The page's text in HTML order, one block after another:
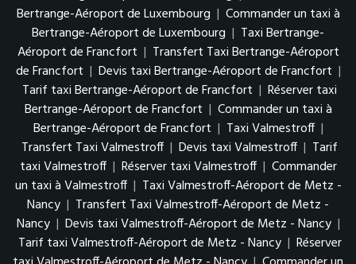
Bertrange-Aéroport de Luxembourg | Commander un taxi à
Bertrange-Aéroport de Luxembourg | Taxi Bertrange-
Aéroport de Francfort | Transfert Taxi Bertrange-Aéroport
de Francfort | Devis taxi Bertrange-Aéroport de Francfort |
Tarif taxi Bertrange-Aéroport de Francfort | Réserver taxi
Bertrange-Aéroport de Francfort | Commander un taxi à
Bertrange-Aéroport de Francfort | Taxi Valmestroff |
Transfert Taxi Valmestroff | Devis taxi Valmestroff | Tarif
taxi Valmestroff | Réserver taxi Valmestroff | Commander
un taxi à Valmestroff | Taxi Valmestroff-Aéroport de Metz -
Nancy | Transfert Taxi Valmestroff-Aéroport de Metz -
Nancy | Devis taxi Valmestroff-Aéroport de Metz - Nancy |
Tarif taxi Valmestroff-Aéroport de Metz - Nancy | Réserver